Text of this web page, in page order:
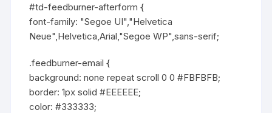
#td-feedburner-afterform {
font-family: "Segoe UI","Helvetica
Neue",Helvetica,Arial,"Segoe WP",sans-serif;
.feedburner-email {
background: none repeat scroll 0 0 #FBFBFB;
border: 1px solid #EEEEEE;
color: #333333;